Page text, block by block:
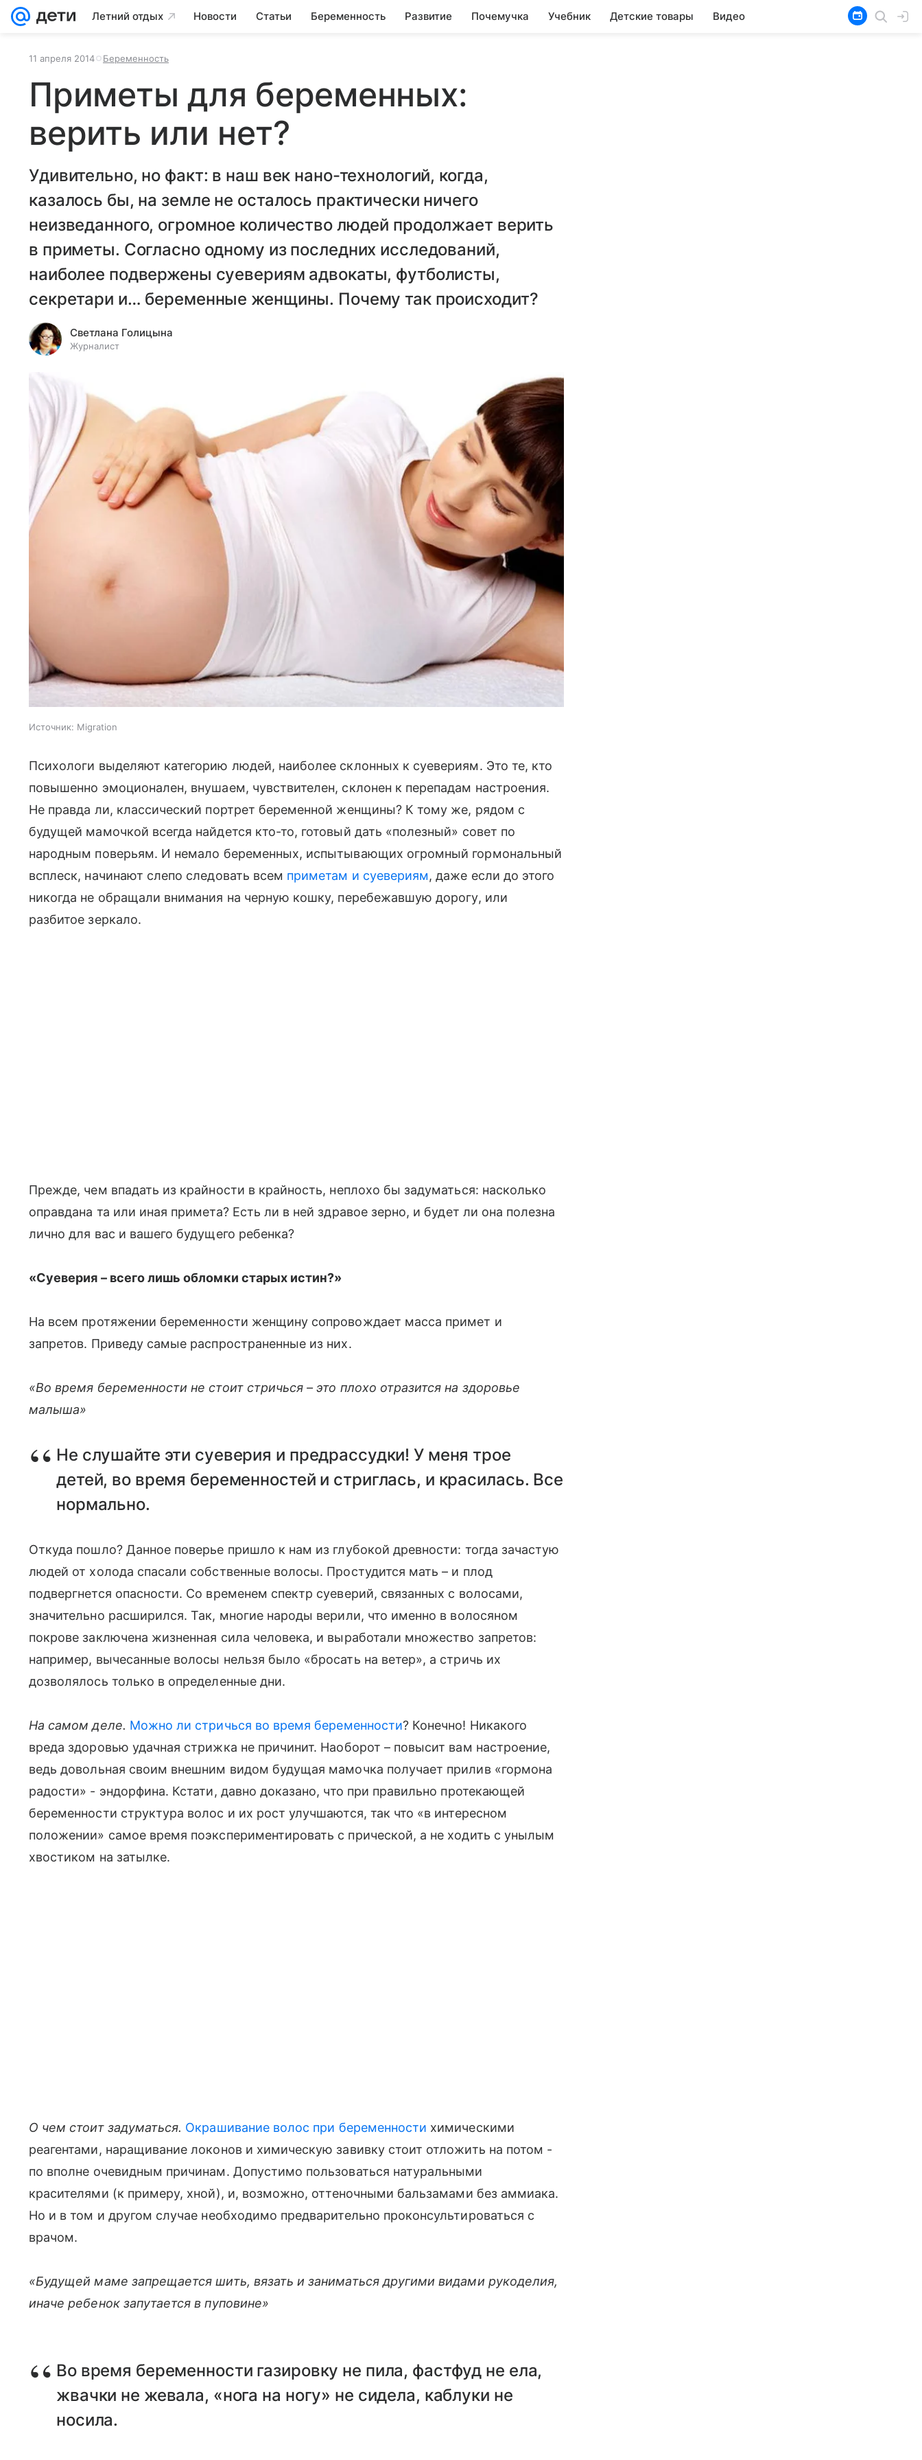
Летний отдых Новости Статьи Беременность Развитие Почемучка Учебник Детские товары Видео
11 апреля 2014 Беременность
Приметы для беременных:
верить или нет?
Удивительно, но факт: в наш век нано-технологий, когда,
казалось бы, на земле не осталось практически ничего
неизведанного, огромное количество людей продолжает верить
в приметы. Согласно одному из последних исследований,
наиболее подвержены суевериям адвокаты, футболисты,
секретари и… беременные женщины. Почему так происходит?
Светлана Голицына
Журналист
Источник: Migration
Психологи выделяют категорию людей, наиболее склонных к суевериям. Это те, кто
повышенно эмоционален, внушаем, чувствителен, склонен к перепадам настроения.
Не правда ли, классический портрет беременной женщины? К тому же, рядом с
будущей мамочкой всегда найдется кто-то, готовый дать «полезный» совет по
народным поверьям. И немало беременных, испытывающих огромный гормональный
всплеск, начинают слепо следовать всем приметам и суевериям, даже если до этого
никогда не обращали внимания на черную кошку, перебежавшую дорогу, или
разбитое зеркало.
Прежде, чем впадать из крайности в крайность, неплохо бы задуматься: насколько
оправдана та или иная примета? Есть ли в ней здравое зерно, и будет ли она полезна
лично для вас и вашего будущего ребенка?
«Суеверия – всего лишь обломки старых истин?»
На всем протяжении беременности женщину сопровождает масса примет и
запретов. Приведу самые распространенные из них.
«Во время беременности не стоит стричься – это плохо отразится на здоровье
малыша»
Не слушайте эти суеверия и предрассудки! У меня трое
детей, во время беременностей и стриглась, и красилась. Все
нормально.
Откуда пошло? Данное поверье пришло к нам из глубокой древности: тогда зачастую
людей от холода спасали собственные волосы. Простудится мать – и плод
подвергнется опасности. Со временем спектр суеверий, связанных с волосами,
значительно расширился. Так, многие народы верили, что именно в волосяном
покрове заключена жизненная сила человека, и выработали множество запретов:
например, вычесанные волосы нельзя было «бросать на ветер», а стричь их
дозволялось только в определенные дни.
На самом деле. Можно ли стричься во время беременности? Конечно! Никакого
вреда здоровью удачная стрижка не причинит. Наоборот – повысит вам настроение,
ведь довольная своим внешним видом будущая мамочка получает прилив «гормона
радости» - эндорфина. Кстати, давно доказано, что при правильно протекающей
беременности структура волос и их рост улучшаются, так что «в интересном
положении» самое время поэкспериментировать с прической, а не ходить с унылым
хвостиком на затылке.
О чем стоит задуматься. Окрашивание волос при беременности химическими
реагентами, наращивание локонов и химическую завивку стоит отложить на потом -
по вполне очевидным причинам. Допустимо пользоваться натуральными
красителями (к примеру, хной), и, возможно, оттеночными бальзамами без аммиака.
Но и в том и другом случае необходимо предварительно проконсультироваться с
врачом.
«Будущей маме запрещается шить, вязать и заниматься другими видами рукоделия,
иначе ребенок запутается в пуповине»
Во время беременности газировку не пила, фастфуд не ела,
жвачки не жевала, «нога на ногу» не сидела, каблуки не
носила.